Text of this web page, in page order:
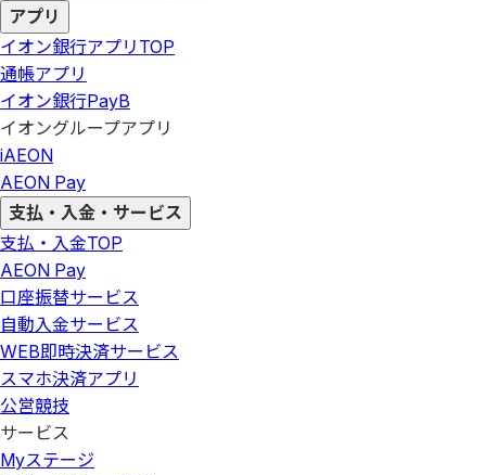
アプリ
イオン銀行アプリ TOP
通帳アプリ
イオン銀行PayB
イオングループアプリ
iAEON
AEON Pay
支払・入金・サービス
支払・入金TOP
AEON Pay
口座振替サービス
自動入金サービス
WEB即時決済サービス
スマホ決済アプリ
公営競技
サービス
Myステージ